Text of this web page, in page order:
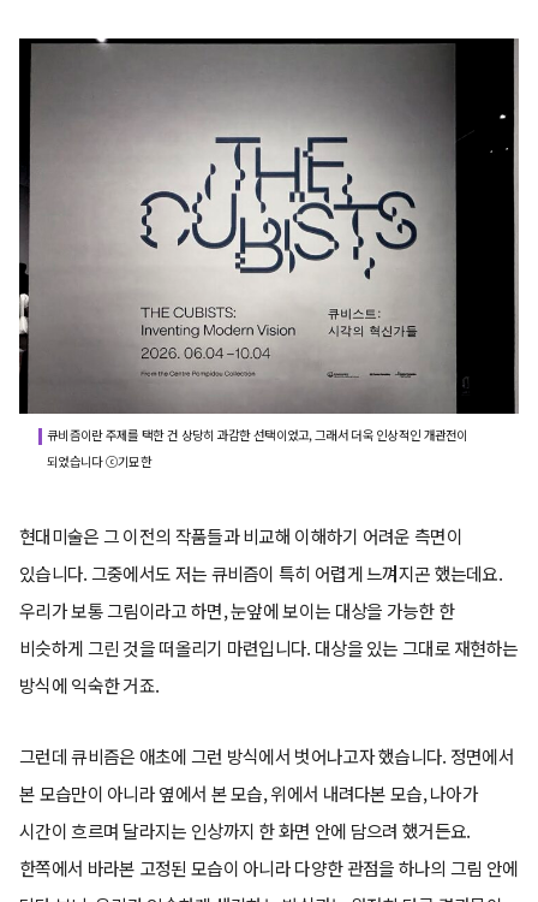
큐비즘이란 주제를 택한 건 상당히 과감한 선택이었고, 그래서 더욱 인상적인 개관전이
되었습니다 ⓒ기묘한
현대미술은 그 이전의 작품들과 비교해 이해하기 어려운 측면이
있습니다. 그중에서도 저는 큐비즘이 특히 어렵게 느껴지곤 했는데요.
우리가 보통 그림이라고 하면, 눈앞에 보이는 대상을 가능한 한
비슷하게 그린 것을 떠올리기 마련입니다. 대상을 있는 그대로 재현하는
방식에 익숙한 거죠.
그런데 큐비즘은 애초에 그런 방식에서 벗어나고자 했습니다. 정면에서
본 모습만이 아니라 옆에서 본 모습, 위에서 내려다본 모습, 나아가
시간이 흐르며 달라지는 인상까지 한 화면 안에 담으려 했거든요.
한쪽에서 바라본 고정된 모습이 아니라 다양한 관점을 하나의 그림 안에